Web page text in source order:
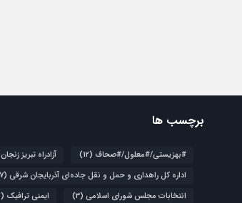
برچسب ها
#بهزیستی/#معلول/#صحاف (12) آزادراه تبریز زنجان
اداره کل راهداری و حمل و نقل جاده‌ای آذربایجان شرقی (7)
انتخابات مجلس شورای اسلامی (3) ایمنی ترافیک (2)